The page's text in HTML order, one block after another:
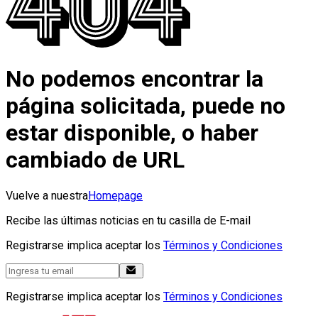
No podemos encontrar la
página solicitada, puede no
estar disponible, o haber
cambiado de URL
Vuelve a nuestraHomepage
Recibe las últimas noticias en tu casilla de E-mail
Registrarse implica aceptar los Términos y Condiciones
Registrarse implica aceptar los Términos y Condiciones